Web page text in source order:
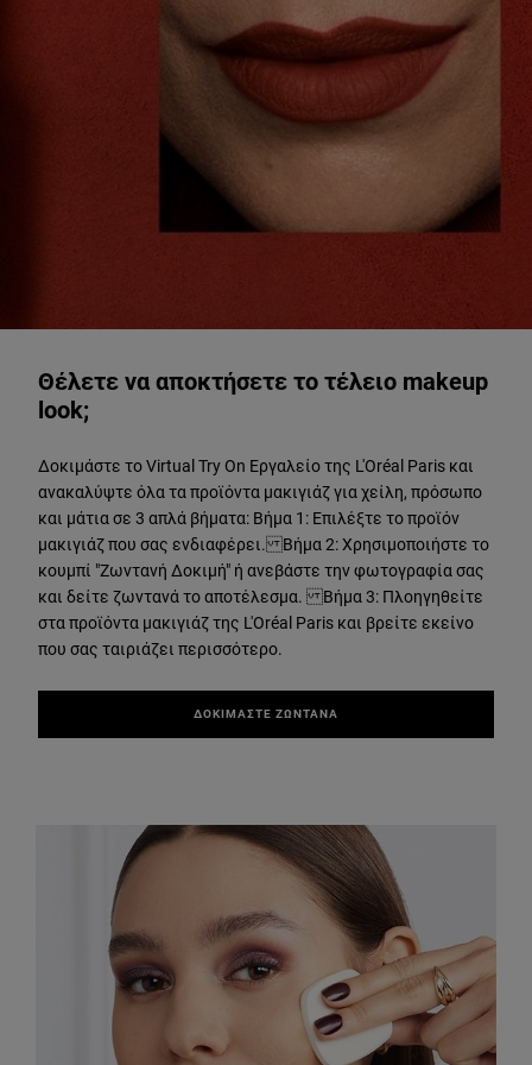
Θέλετε να αποκτήσετε το τέλειο makeup
look;
Δοκιμάστε το Virtual Try On Εργαλείο της L'Oréal Paris και
ανακαλύψτε όλα τα προϊόντα μακιγιάζ για χείλη, πρόσωπο
και μάτια σε 3 απλά βήματα: Βήμα 1: Επιλέξτε το προϊόν
μακιγιάζ που σας ενδιαφέρει. Βήμα 2: Χρησιμοποιήστε το
κουμπί "Ζωντανή Δοκιμή" ή ανεβάστε την φωτογραφία σας
και δείτε ζωντανά το αποτέλεσμα. Βήμα 3: Πλοηγηθείτε
στα προϊόντα μακιγιάζ της L'Oréal Paris και βρείτε εκείνο
που σας ταιριάζει περισσότερο.
ΔΟΚΙΜΑΣΤΕ ΖΩΝΤΑΝΑ